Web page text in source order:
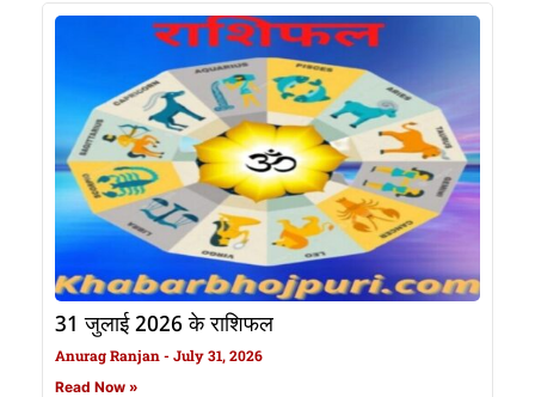
31 जुलाई 2026 के राशिफल
Anurag Ranjan July 31, 2026
Read Now »